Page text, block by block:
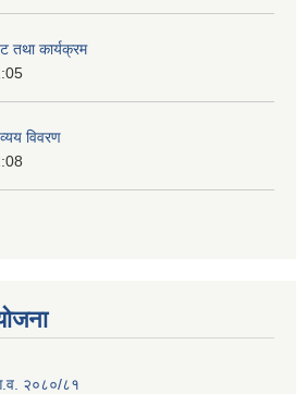
कार्यक्रम
विवरण
आ.व. २०८०/८१